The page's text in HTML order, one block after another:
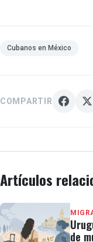
Cubanos en México
COMPARTIR
Artículos
de